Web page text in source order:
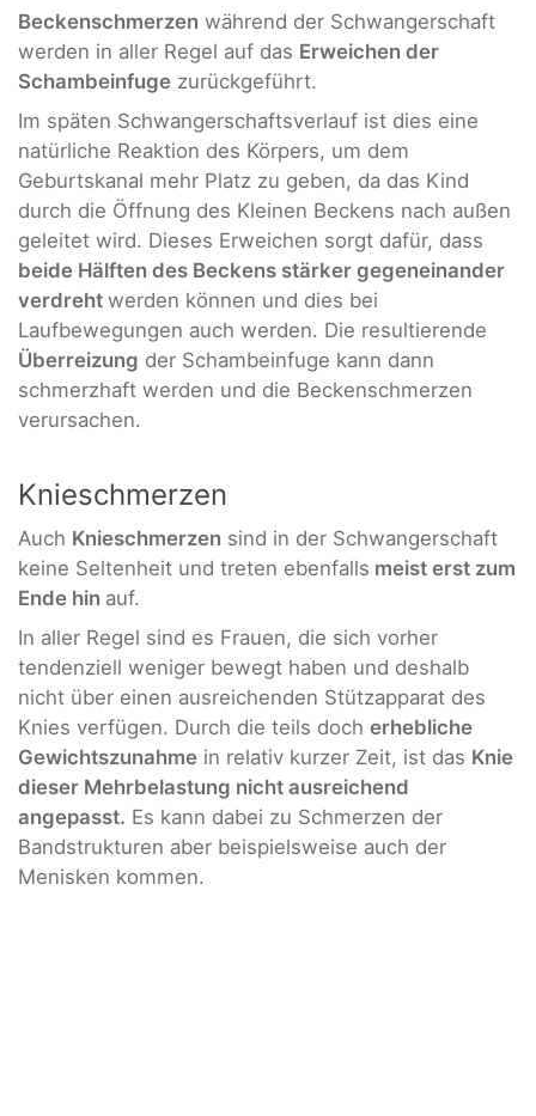
Beckenschmerzen während der Schwangerschaft
werden in aller Regel auf das Erweichen der
Schambeinfuge zurückgeführt.
Im späten Schwangerschaftsverlauf ist dies eine
natürliche Reaktion des Körpers, um dem
Geburtskanal mehr Platz zu geben, da das Kind
durch die Öffnung des Kleinen Beckens nach außen
geleitet wird. Dieses Erweichen sorgt dafür, dass
beide Hälften des Beckens stärker gegeneinander
verdreht werden können und dies bei
Laufbewegungen auch werden. Die resultierende
Überreizung der Schambeinfuge kann dann
schmerzhaft werden und die Beckenschmerzen
verursachen.
Knieschmerzen
Auch Knieschmerzen sind in der Schwangerschaft
keine Seltenheit und treten ebenfalls meist erst zum
Ende hin auf.
In aller Regel sind es Frauen, die sich vorher
tendenziell weniger bewegt haben und deshalb
nicht über einen ausreichenden Stützapparat des
Knies verfügen. Durch die teils doch erhebliche
Gewichtszunahme in relativ kurzer Zeit, ist das Knie
dieser Mehrbelastung nicht ausreichend
angepasst. Es kann dabei zu Schmerzen der
Bandstrukturen aber beispielsweise auch der
Menisken kommen.